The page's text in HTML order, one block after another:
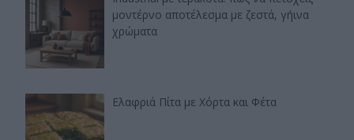
μοντέρνο αποτέλεσμα με ζεστά, γήινα
χρώματα
Ελαφριά Πίτα με Χόρτα και Φέτα